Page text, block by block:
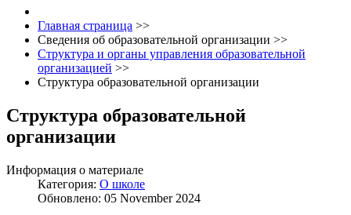
Главная страница >>
Сведения об образовательной организации >>
Структура и органы управления образовательной
организацией >>
Структура образовательной организации
Структура образовательной
организации
Информация о материале
Категория: О школе
Обновлено: 05 November 2024